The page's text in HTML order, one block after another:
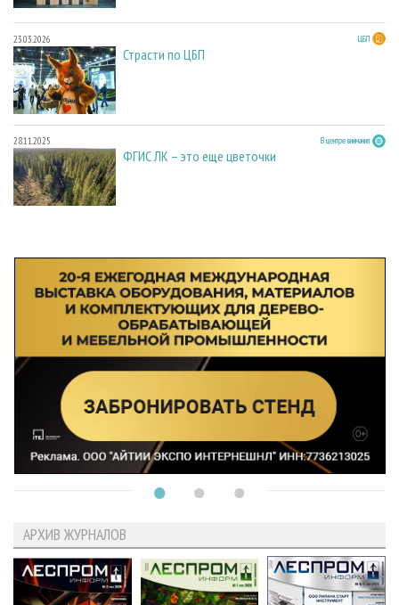
23.03.2026 ЦБП
Страсти по ЦБП
28.11.2025 В центре внимания
ФГИС ЛК – это еще цветочки
АРХИВ ЖУРНАЛОВ